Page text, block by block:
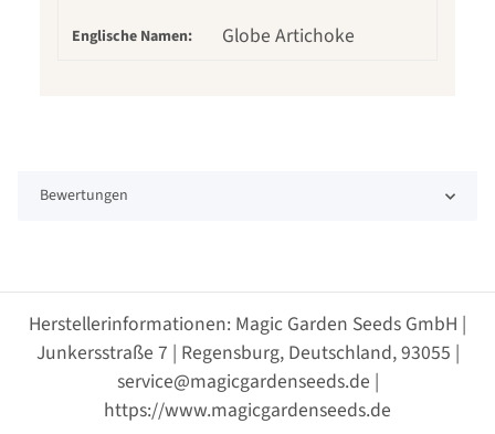
Englische Namen: Globe Artichoke
Bewertungen
Herstellerinformationen: Magic Garden Seeds GmbH |
Junkersstraße 7 | Regensburg, Deutschland, 93055 |
service@magicgardenseeds.de |
https://www.magicgardenseeds.de